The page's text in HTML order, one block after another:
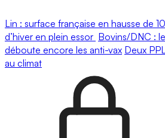
Lin : surface française en hausse de
d’hiver en plein essor Bovins/DNC :
déboute encore les anti-vax Deux
au climat